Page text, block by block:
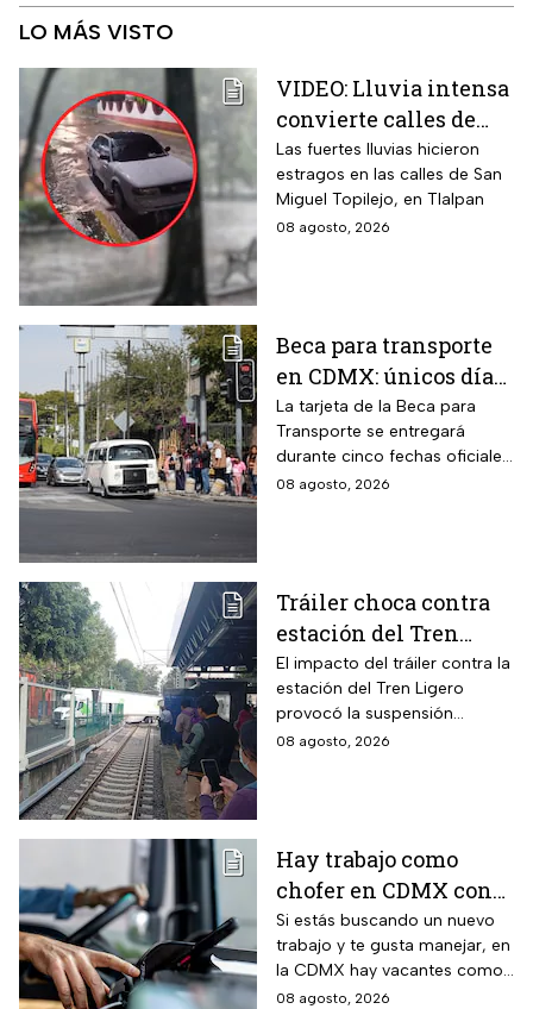
LO MÁS VISTO
VIDEO: Lluvia intensa
convierte calles de
Tlalpan en ríos
Las fuertes lluvias hicieron
estragos en las calles de San
Miguel Topilejo, en Tlalpan
08 agosto, 2026
Beca para transporte
en CDMX: únicos días
para recoger la tarjeta
si te atrasaste
La tarjeta de la Beca para
Transporte se entregará
durante cinco fechas oficiales
en la CDMX; estos son los
08 agosto, 2026
Tráiler choca contra
estación del Tren
Ligero en CDMX
El impacto del tráiler contra la
estación del Tren Ligero
provocó la suspensión
momentánea del servicio
08 agosto, 2026
Hay trabajo como
chofer en CDMX con
sueldo de 13 mil 500
pesos; requisitos para
aplicar
Si estás buscando un nuevo
trabajo y te gusta manejar, en
la CDMX hay vacantes como
chofer y aquí te decimos
08 agosto, 2026